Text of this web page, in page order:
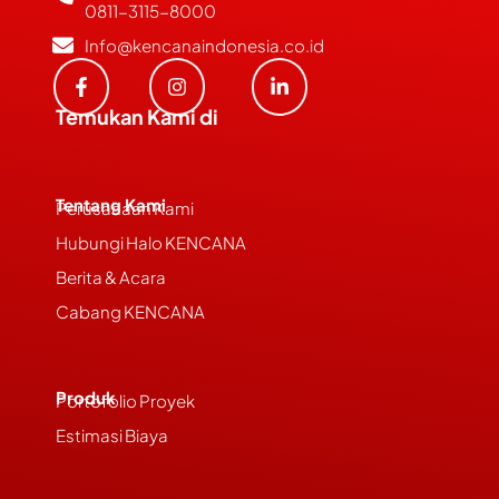
0811-3115-8000
Info@kencanaindonesia.co.id
Temukan Kami di
Tentang Kami
Perusahaan Kami
Hubungi Halo KENCANA
Berita & Acara
Cabang KENCANA
Produk
Portofolio Proyek
Estimasi Biaya